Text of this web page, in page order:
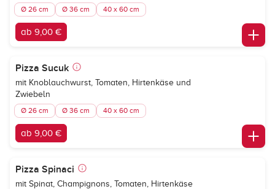
Ø 26 cm Ø 36 cm 40 x 60 cm
ab 9,00 €
Pizza Sucuk
mit Knoblauchwurst, Tomaten, Hirtenkäse und
Zwiebeln
Ø 26 cm Ø 36 cm 40 x 60 cm
ab 9,00 €
Pizza Spinaci
mit Spinat, Champignons, Tomaten, Hirtenkäse